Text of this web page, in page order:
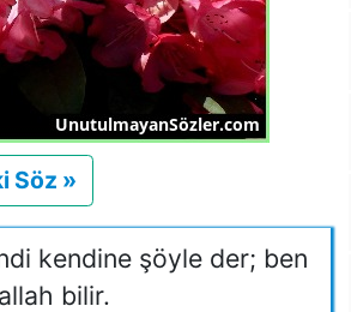
Söz »
kendine şöyle der; ben
bilir.